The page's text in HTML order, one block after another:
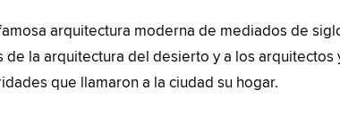
arquitectura moderna de mediados de
la arquitectura del desierto y a los
que llamaron a la ciudad su hogar.